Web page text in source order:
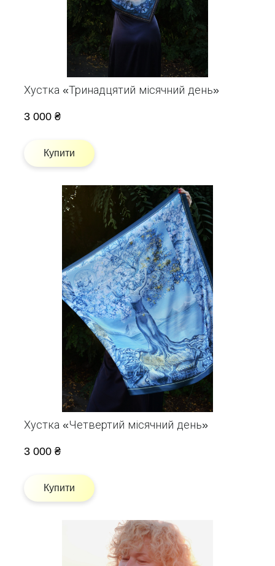
Хустка «Тринадцятий місячний день»
3 000 ₴
Купити
Хустка «Четвертий місячний день»
3 000 ₴
Купити